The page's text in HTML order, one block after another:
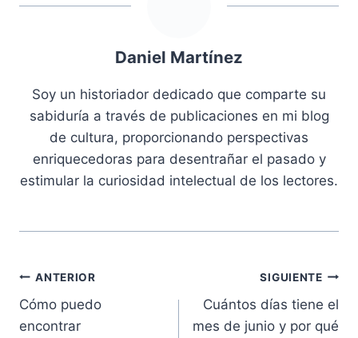
Daniel Martínez
Soy un historiador dedicado que comparte su
sabiduría a través de publicaciones en mi blog
de cultura, proporcionando perspectivas
enriquecedoras para desentrañar el pasado y
estimular la curiosidad intelectual de los lectores.
Navegación
de
ANTERIOR
Cómo puedo
encontrar
SIGUIENTE
Cuántos días tiene el
mes de junio y por qué